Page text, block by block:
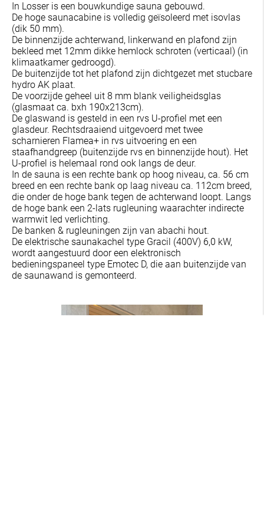
In Losser is een bouwkundige sauna gebouwd.
De hoge saunacabine is volledig geïsoleerd met isovlas
(dik 50 mm).
De binnenzijde achterwand, linkerwand en plafond zijn
bekleed met 12mm dikke hemlock schroten (verticaal) (in
klimaatkamer gedroogd).
De buitenzijde tot het plafond zijn dichtgezet met stucbare
hydro AK plaat.
De voorzijde geheel uit 8 mm blank veiligheidsglas
(glasmaat ca. bxh 190x213cm).
De glaswand is gesteld in een rvs U-profiel met een
glasdeur. Rechtsdraaiend uitgevoerd met twee
scharnieren Flamea+ in rvs uitvoering en een
staafhandgreep (buitenzijde rvs en binnenzijde hout). Het
U-profiel is helemaal rond ook langs de deur.
In de sauna is een rechte bank op hoog niveau, ca. 56 cm
breed en een rechte bank op laag niveau ca. 112cm breed,
die onder de hoge bank tegen de achterwand loopt. Langs
de hoge bank een 2-lats rugleuning waarachter indirecte
warmwit led verlichting.
De banken & rugleuningen zijn van abachi hout.
De elektrische saunakachel type Gracil (400V) 6,0 kW,
wordt aangestuurd door een elektronisch
bedieningspaneel type Emotec D, die aan buitenzijde van
de saunawand is gemonteerd.